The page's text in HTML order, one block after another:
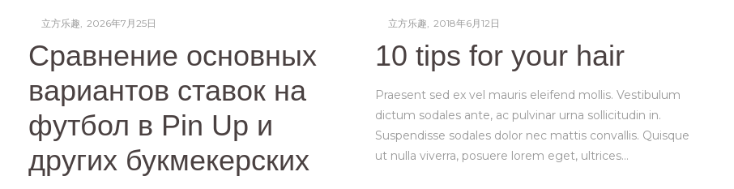
立方乐趣 Posted
2026年7月25日
Сравнение основных
вариантов ставок на
футбол в Pin Up и
других букмекерских
立方乐趣 Posted
2018年6月12日
10 tips for your hair
Praesent sed ex vel mauris eleifend mollis. Vestibulum
dictum sodales ante, ac pulvinar urna sollicitudin in.
Suspendisse sodales dolor nec mattis convallis. Quisque
ut nulla viverra, posuere lorem eget, ultrices…